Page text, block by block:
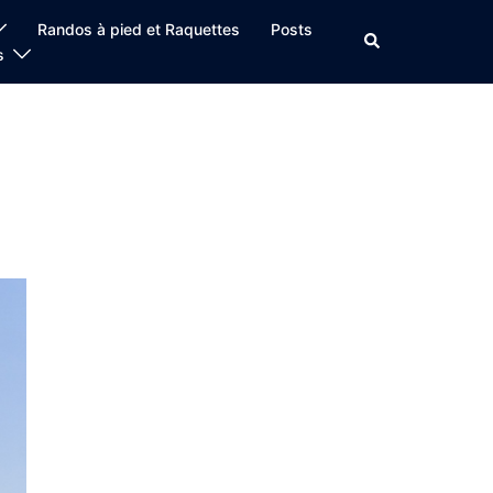
Randos à pied et Raquettes
Posts
Rechercher